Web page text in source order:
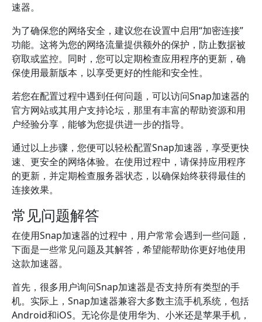
速器。
为了确保您的网络安全，建议您在设置中启用“加密连接”
功能。这将为您的网络流量提供额外的保护，防止数据被
窃取或监控。同时，您可以定期检查应用程序的更新，确
保使用最新版本，以享受更好的性能和安全性。
若您在配置过程中遇到任何问题，可以访问Snap加速器的
官方网站或其用户支持论坛，那里有丰富的帮助资源和用
户经验分享，能够为您提供进一步的指导。
通过以上步骤，您便可以轻松配置Snap加速器，享受更快
速、更安全的网络体验。在使用过程中，请保持应用程序
的更新，并定期检查服务器状态，以确保始终获得最佳的
连接效果。
常见问题解答
在使用Snap加速器的过程中，用户常常会遇到一些问题，
下面是一些常见问题及其解答，希望能帮助你更好地使用
这款加速器。
首先，很多用户询问Snap加速器是否支持所有类型的手
机。实际上，Snap加速器兼容大多数主流手机系统，包括
Android和iOS。无论你是使用华为、小米还是苹果手机，